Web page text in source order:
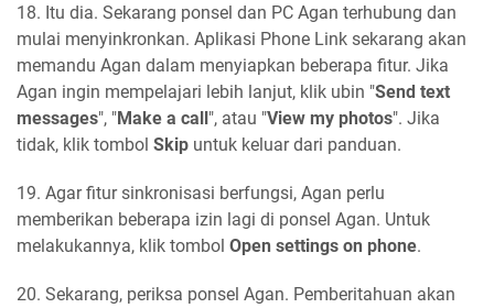
18. Itu dia. Sekarang ponsel dan PC Agan terhubung dan
mulai menyinkronkan. Aplikasi Phone Link sekarang akan
memandu Agan dalam menyiapkan beberapa fitur. Jika
Agan ingin mempelajari lebih lanjut, klik ubin "Send text
messages", "Make a call", atau "View my photos". Jika
tidak, klik tombol Skip untuk keluar dari panduan.
19. Agar fitur sinkronisasi berfungsi, Agan perlu
memberikan beberapa izin lagi di ponsel Agan. Untuk
melakukannya, klik tombol Open settings on phone.
20. Sekarang, periksa ponsel Agan. Pemberitahuan akan